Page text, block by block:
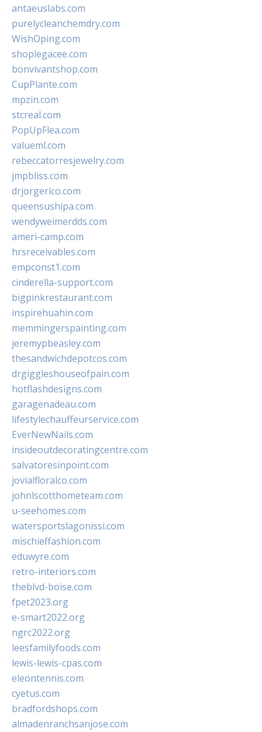
antaeuslabs.com
purelycleanchemdry.com
WishOping.com
shoplegacee.com
bonvivantshop.com
CupPlante.com
mpzin.com
stcreal.com
PopUpFlea.com
valueml.com
rebeccatorresjewelry.com
jmpbliss.com
drjorgerico.com
queensushipa.com
wendyweimerdds.com
ameri-camp.com
hrsreceivables.com
empconst1.com
cinderella-support.com
bigpinkrestaurant.com
inspirehuahin.com
memmingerspainting.com
jeremypbeasley.com
thesandwichdepotcos.com
drgiggleshouseofpain.com
hotflashdesigns.com
garagenadeau.com
lifestylechauffeurservice.com
EverNewNails.com
insideoutdecoratingcentre.com
salvatoresinpoint.com
jovialfloralco.com
johnlscotthometeam.com
u-seehomes.com
watersportslagonissi.com
mischieffashion.com
eduwyre.com
retro-interiors.com
theblvd-boise.com
fpet2023.org
e-smart2022.org
ngrc2022.org
leesfamilyfoods.com
lewis-lewis-cpas.com
eleontennis.com
cyetus.com
bradfordshops.com
almadenranchsanjose.com